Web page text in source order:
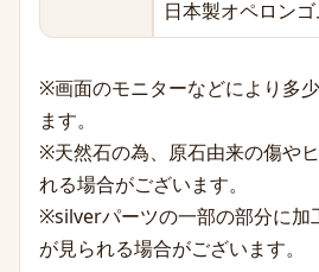
日本製オペロン
※画面のモニターなどにより多
ます。
※天然石の為、原石由来の傷や
れる場合がございます。
※silverパーツの一部の部分に加
が見られる場合がございます。